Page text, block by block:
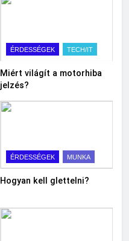
ÉRDESSÉGEK TECH/IT
Miért világít a motorhiba
jelzés?
ÉRDESSÉGEK MUNKA
Hogyan kell glettelni?